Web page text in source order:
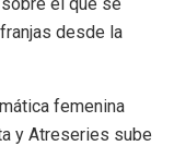
desde la
femenina
y Atreseries sube